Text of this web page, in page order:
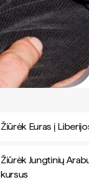
Žiūrėk Euras į
Žiūrėk Jungtinių
kursus